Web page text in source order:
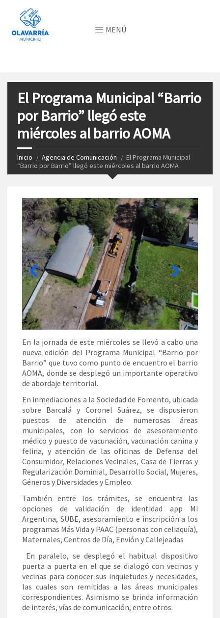
MENÚ
El Programa Municipal “Barrio
por Barrio” llegó este
miércoles al barrio AOMA
Inicio Agencia de Comunicación
El Programa Municipal
“Barrio por Barrio” llegó este miércoles al barrio AOMA
En la jornada de este miércoles se llevó a cabo una
nueva edición del Programa Municipal “Barrio por
Barrio” que tuvo como punto de encuentro el barrio
AOMA, donde se desplegó un importante operativo
de abordaje territorial.
En inmediaciones a la Sociedad de Fomento, ubicada
sobre Barcalá y Coronel Suárez, se dispusieron
puestos de atención de numerosas áreas
municipales, con lo servicios de asesoramiento
médico y puesto de vacunación, vacunación canina y
felina, y atención de las oficinas de Defensa del
Consumidor, Relaciones Vecinales, Casa de Tierras y
Regularización Dominial, Desarrollo Social, Mujeres,
Géneros y Diversidades y Empleo.
También entre los trámites, se encuentra las
opciones de validación de identidad app Mi
Argentina, SUBE, asesoramiento e inscripción a los
programas Más Vida y PAAC (personas con celiaquía),
Maternales, Centros de Día, Envión y Callejeadas
En paralelo, se desplegó el habitual dispositivo
puerta a puerta en el que se dialogó con vecinos y
vecinas para conocer sus inquietudes y necesidades,
las cuales son remitidas a las áreas municipales
correspondientes. Asimismo se brinda información
de interés, vías de comunicación, entre otros.